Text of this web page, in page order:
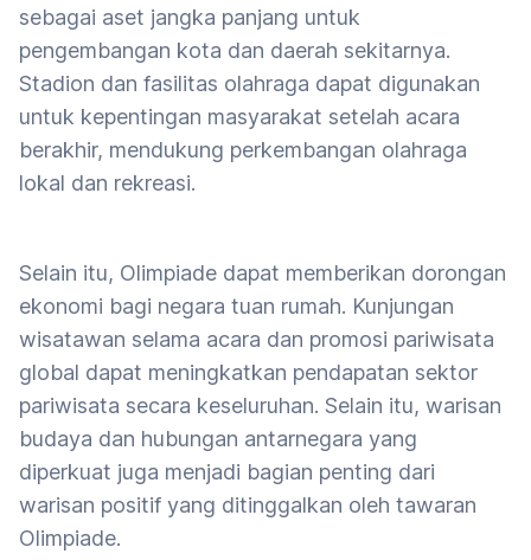
sebagai aset jangka panjang untuk
pengembangan kota dan daerah sekitarnya.
Stadion dan fasilitas olahraga dapat digunakan
untuk kepentingan masyarakat setelah acara
berakhir, mendukung perkembangan olahraga
lokal dan rekreasi.
Selain itu, Olimpiade dapat memberikan dorongan
ekonomi bagi negara tuan rumah. Kunjungan
wisatawan selama acara dan promosi pariwisata
global dapat meningkatkan pendapatan sektor
pariwisata secara keseluruhan. Selain itu, warisan
budaya dan hubungan antarnegara yang
diperkuat juga menjadi bagian penting dari
warisan positif yang ditinggalkan oleh tawaran
Olimpiade.